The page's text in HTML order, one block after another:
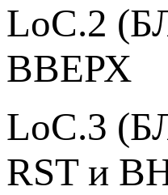
LoC.2
ВВЕРХ
LoC.3
RST и